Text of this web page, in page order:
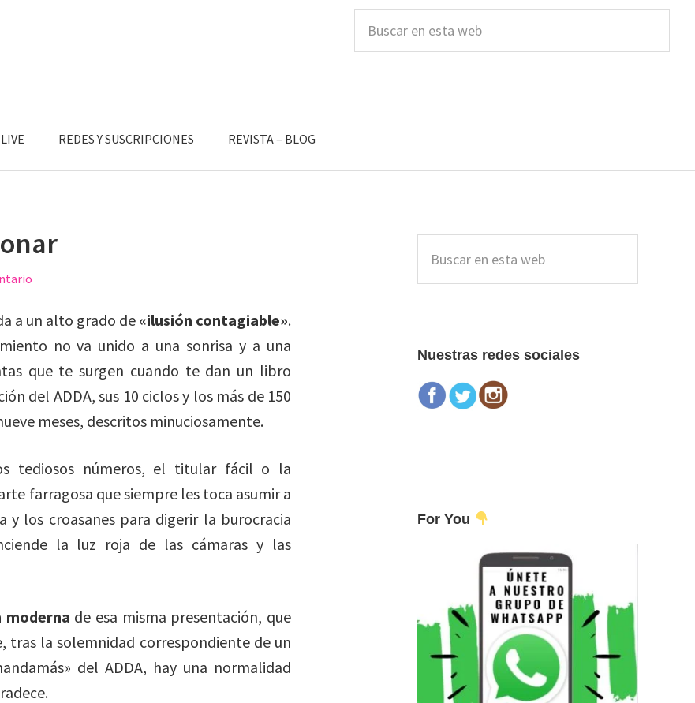
esta
LIVE REDES Y SUSCRIPCIONES REVISTA – BLOG
a un alto grado de «ilusión contagiable».
no va unido a una sonrisa y a una
que te surgen cuando te dan un libro
del ADDA, sus 10 ciclos y los más de 150
meses, descritos minuciosamente.
tediosos números, el titular fácil o la
farragosa que siempre les toca asumir a
y los croasanes para digerir la burocracia
la luz roja de las cámaras y las
moderna de esa misma presentación, que
tras la solemnidad correspondiente de un
del ADDA, hay una normalidad
lateral
principal
esta
Nuestras redes sociales
For You